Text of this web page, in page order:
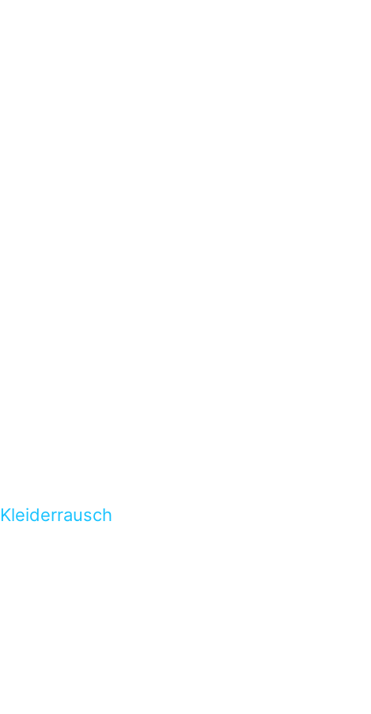
Kleiderrausch